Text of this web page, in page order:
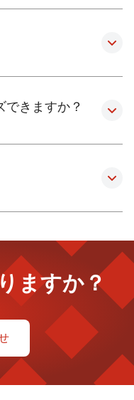
きますか？
ますか？